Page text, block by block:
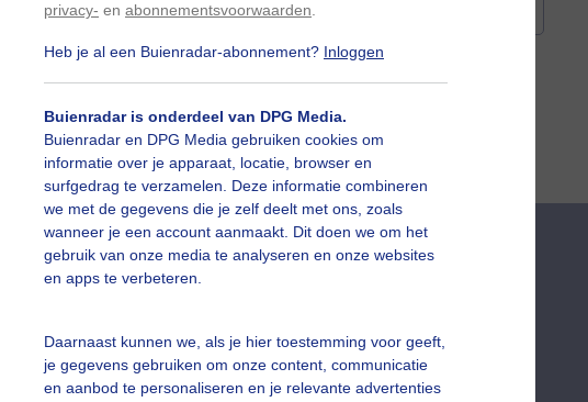
privacy- en abonnementsvoorwaarden
Heb je al een Buienradar-abonnement? Inloggen
Buienradar is onderdeel van DPG Media.
Buienradar en DPG Media gebruiken cookies om
informatie over je apparaat, locatie, browser en
surfgedrag te verzamelen. Deze informatie combineren
we met de gegevens die je zelf deelt met ons, zoals
wanneer je een account aanmaakt. Dit doen we om het
gebruik van onze media te analyseren en onze websites
en apps te verbeteren.
Daarnaast kunnen we, als je hier toestemming voor geeft,
je gegevens gebruiken om onze content, communicatie
en aanbod te personaliseren en je relevante advertenties
#bewolking #bewolkt
#fietser #fietsers #grondmist
#kinderen #kiters #kurkdroog
#maan #mist
#opklaringen #paraplu
#sproeien #stapelwolkjes
alle categorieën
vragen
Mijn weer
Gebruik je Safari en wil je niet elke dag deze pop-up
Klikhierom dit aan te passen